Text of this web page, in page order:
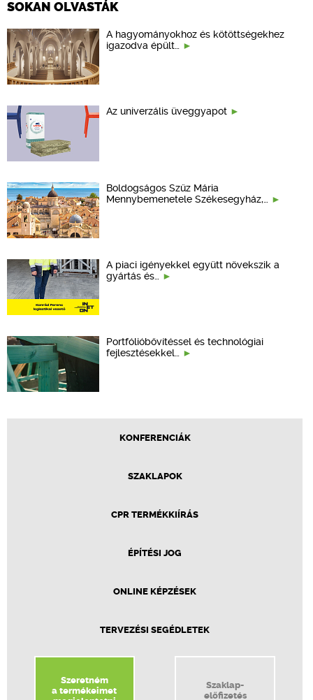
SOKAN OLVASTÁK
A hagyományokhoz és kötöttségekhez
igazodva épült…
Az univerzális üveggyapot
Boldogságos Szűz Mária
Mennybemenetele Székesegyház,…
A piaci igényekkel együtt növekszik a
gyártás és…
Portfólióbővítéssel és technológiai
fejlesztésekkel…
KONFERENCIÁK
SZAKLAPOK
CPR TERMÉKKIÍRÁS
ÉPÍTÉSI JOG
ONLINE KÉPZÉSEK
TERVEZÉSI SEGÉDLETEK
Szeretném
a termékeimet
Szaklap-
előfizetés